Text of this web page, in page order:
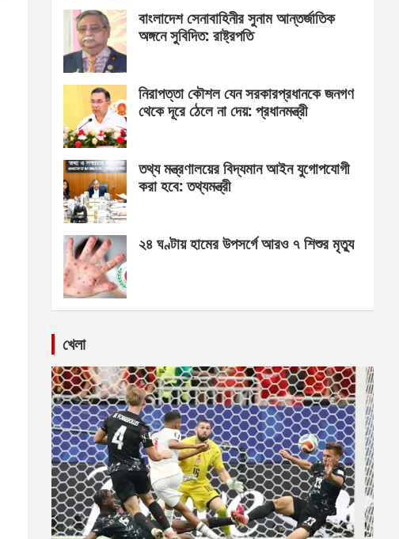
বাংলাদেশ সেনাবাহিনীর সুনাম আন্তর্জাতিক
অঙ্গনে সুবিদিত: রাষ্ট্রপতি
নিরাপত্তা কৌশল যেন সরকারপ্রধানকে জনগণ
থেকে দূরে ঠেলে না দেয়: প্রধানমন্ত্রী
তথ্য মন্ত্রণালয়ের বিদ্যমান আইন যুগোপযোগী
করা হবে: তথ্যমন্ত্রী
২৪ ঘণ্টায় হামের উপসর্গে আরও ৭ শিশুর মৃত্যু
খেলা